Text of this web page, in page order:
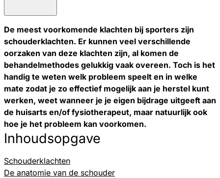
De meest voorkomende klachten bij sporters zijn
schouderklachten. Er kunnen veel verschillende
oorzaken van deze klachten zijn, al komen de
behandelmethodes gelukkig vaak overeen. Toch is het
handig te weten welk probleem speelt en in welke
mate zodat je zo effectief mogelijk aan je herstel kunt
werken, weet wanneer je je eigen bijdrage uitgeeft aan
de huisarts en/of fysiotherapeut, maar natuurlijk ook
hoe je het probleem kan voorkomen.
Inhoudsopgave
Schouderklachten
De anatomie van de schouder